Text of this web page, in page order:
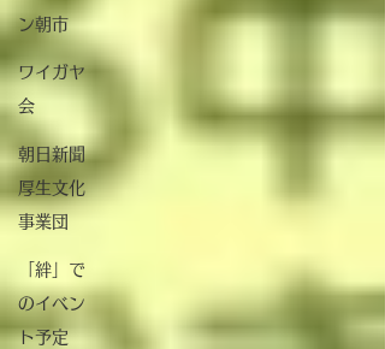
ン朝市
ワイガヤ
会
朝日新聞
厚生文化
事業団
「絆」で
のイベン
ト予定